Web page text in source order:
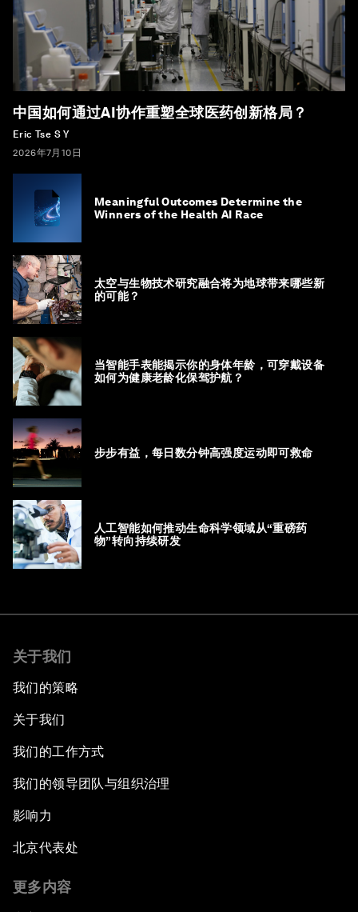
中国如何通过AI协作重塑全球医药创新格局？
Eric Tse S Y
2026年7月10日
Meaningful Outcomes Determine the
Winners of the Health AI Race
太空与生物技术研究融合将为地球带来哪些新
的可能？
当智能手表能揭示你的身体年龄，可穿戴设备
如何为健康老龄化保驾护航？
步步有益，每日数分钟高强度运动即可救命
人工智能如何推动生命科学领域从“重磅药
物”转向持续研发
关于我们
我们的策略
关于我们
我们的工作方式
我们的领导团队与组织治理
影响力
北京代表处
更多内容